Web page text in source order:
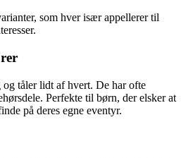
som hver især appellerer til
tåler lidt af hvert. De har ofte
Perfekte til børn, der elsker at
på deres egne eventyr.